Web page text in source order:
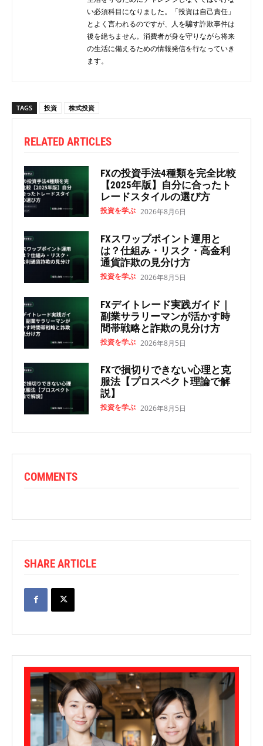
い必須科目になりました。「投資は自己責任」
とよく言われるのですが、人を騙す詐欺事件は
後を絶ちません。消費者が身を守りながら将来
の生活に備えるための情報発信を行なっていき
ます。
TAGS 投資 株式投資
RELATED ARTICLES
FXの投資手法4種類を完全比較
【2025年版】自分に合ったト
レードスタイルの選び方
投資を学ぶ 2026年8月6日
FXスワップポイント運用と
は？仕組み・リスク・高金利
通貨詐欺の見分け方
投資を学ぶ 2026年8月5日
FXデイトレード実践ガイド｜
副業サラリーマンが活かす時
間帯戦略と詐欺の見分け方
投資を学ぶ 2026年8月5日
FXで損切りできない心理と克
服法【プロスペクト理論で解
説】
投資を学ぶ 2026年8月5日
COMMENTS
SHARE ARTICLE